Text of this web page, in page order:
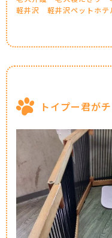
軽井沢
軽井沢ペットホテ
トイプー君が